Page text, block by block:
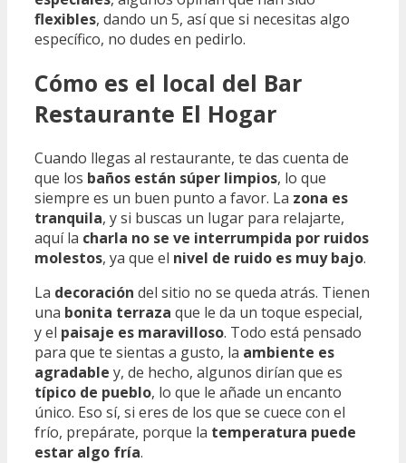
flexibles, dando un 5, así que si necesitas algo
específico, no dudes en pedirlo.
Cómo es el local del Bar
Restaurante El Hogar
Cuando llegas al restaurante, te das cuenta de
que los baños están súper limpios, lo que
siempre es un buen punto a favor. La zona es
tranquila, y si buscas un lugar para relajarte,
aquí la charla no se ve interrumpida por ruidos
molestos, ya que el nivel de ruido es muy bajo.
La decoración del sitio no se queda atrás. Tienen
una bonita terraza que le da un toque especial,
y el paisaje es maravilloso. Todo está pensado
para que te sientas a gusto, la ambiente es
agradable y, de hecho, algunos dirían que es
típico de pueblo, lo que le añade un encanto
único. Eso sí, si eres de los que se cuece con el
frío, prepárate, porque la temperatura puede
estar algo fría.